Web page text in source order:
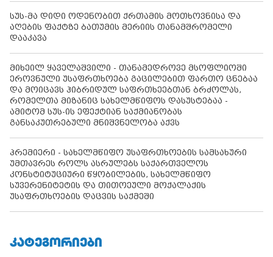
სუს-მა დიდი ოდენობით ქრთამის მოთხოვნისა და
აღების ფაქტზე ბათუმის მერიის თანამშრომელი
დააკავა
მიხეილ ყაველაშვილი - თანამედროვე მსოფლიოში
ეროვნული უსაფრთხოება გაცილებით ფართო ცნებაა
და მოიცავს ჰიბრიდულ საფრთხეებთან ბრძოლას,
რომელთა მიზანიც სახელმწიფოს დასუსტებაა -
ამიტომ სუს-ის ეფექტიან საქმიანობას
განსაკუთრებული მნიშვნელობა აქვს
პრემიერი - სახელმწიფო უსაფრთხოების სამსახური
უმთავრეს როლს ასრულებს საქართველოს
კონსტიტუციური წყობილების, სახელმწიფო
სუვერენიტეტის და თითოეული მოქალაქის
უსაფრთხოების დაცვის საქმეში
ᲙᲐᲢᲔᲒᲝᲠᲘᲔᲑᲘ